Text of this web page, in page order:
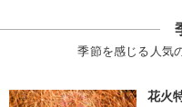
季節を感じる人気
花火